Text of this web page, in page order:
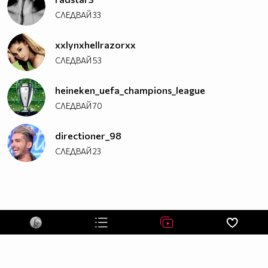
СЛЕДВАЙ33
xxlynxhellrazorxx
СЛЕДВАЙ53
heineken_uefa_champions_league
СЛЕДВАЙ70
directioner_98
СЛЕДВАЙ23